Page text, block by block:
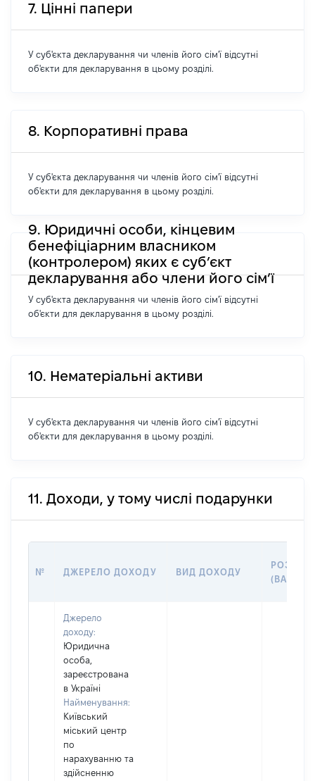
7. Цінні папери
У суб'єкта декларування чи членів його сім'ї відсутні
об'єкти для декларування в цьому розділі.
8. Корпоративні права
У суб'єкта декларування чи членів його сім'ї відсутні
об'єкти для декларування в цьому розділі.
9. Юридичні особи, кінцевим
бенефіціарним власником
(контролером) яких є суб’єкт
декларування або члени його сім’ї
У суб'єкта декларування чи членів його сім'ї відсутні
об'єкти для декларування в цьому розділі.
10. Нематеріальні активи
У суб'єкта декларування чи членів його сім'ї відсутні
об'єкти для декларування в цьому розділі.
11. Доходи, у тому числі подарунки
№ ДЖЕРЕЛО ДОХОДУ ВИД ДОХОДУ
РОЗМІР
Джерело
доходу:
Юридична
особа,
зареєстрована
в Україні
Найменування:
Київський
міський центр
по
нарахуванню та
здійсненню